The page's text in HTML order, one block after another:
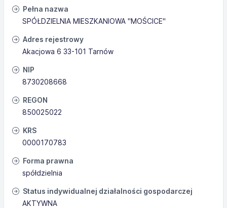
Pełna nazwa
SPÓŁDZIELNIA MIESZKANIOWA "MOŚCICE"
Adres rejestrowy
Akacjowa 6 33-101 Tarnów
NIP
8730208668
REGON
850025022
KRS
0000170783
Forma prawna
spółdzielnia
Status indywidualnej działalności gospodarczej
AKTYWNA